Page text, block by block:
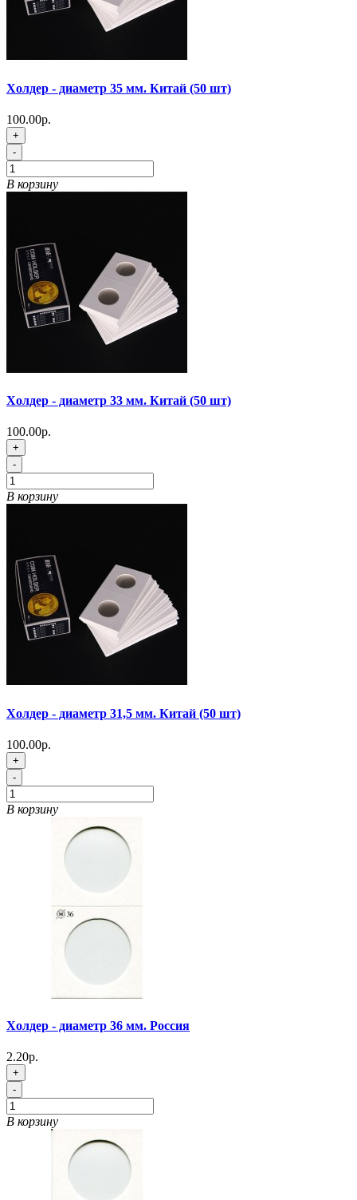
Холдер - диаметр 35 мм. Китай (50 шт)
100.00р.
+
-
В корзину
Холдер - диаметр 33 мм. Китай (50 шт)
100.00р.
+
-
В корзину
Холдер - диаметр 31,5 мм. Китай (50 шт)
100.00р.
+
-
В корзину
Холдер - диаметр 36 мм. Россия
2.20р.
+
-
В корзину